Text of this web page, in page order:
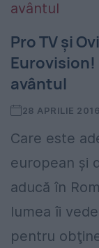
Pro TV și
avântul
28 APRILIE 2016
Care este
european și
aducă în
lumea îi
pentru